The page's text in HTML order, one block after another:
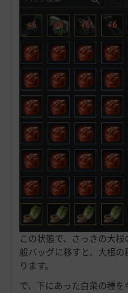
この状態で、さっきの大
般バッグに移すと、大根
ります。
で、下にあった白菜の種